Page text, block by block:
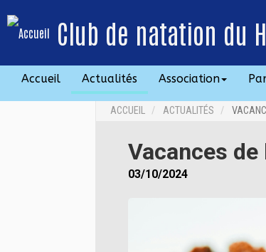
Club de natation du
Accueil Actualités Association
ACCUEIL ACTUALITÉS
Vacances
03/10/2024